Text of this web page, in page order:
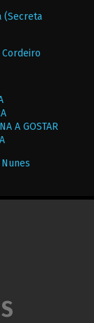
(Secreta
A GOSTAR